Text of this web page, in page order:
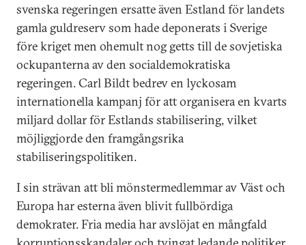
svenska regeringen ersatte även Estland för landets
gamla guldreserv som hade deponerats i Sverige
före kriget men ohemult nog getts till de sovjetiska
ockupanterna av den socialdemokratiska
regeringen. Carl Bildt bedrev en lyckosam
internationella kampanj för att organisera en kvarts
miljard dollar för Estlands stabilisering, vilket
möjliggjorde den framgångsrika
stabiliseringspolitiken.
I sin strävan att bli mönstermedlemmar av Väst och
Europa har esterna även blivit fullbördiga
demokrater. Fria media har avslöjat en mångfald